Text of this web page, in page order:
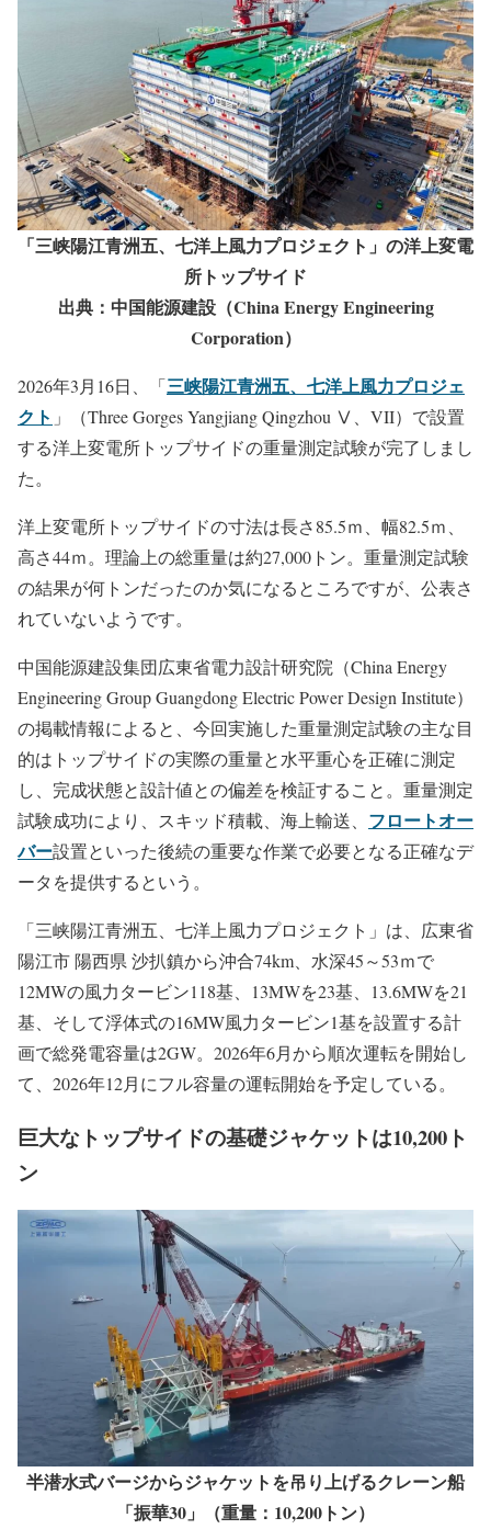
「青洲五、七」洋上変電所トップサイ
ドの重量測定試験完了
「三峡陽江青洲五、七洋上風力プロジェクト」の洋上変電
所トップサイド
出典：中国能源建設（China Energy Engineering
2026年3月16日、「三峡陽江青洲五、七洋上風力プロジェ
クト」（Three Gorges Yangjiang Qingzhou Ⅴ、VII）で設置
する洋上変電所トップサイドの重量測定試験が完了しまし
た。
洋上変電所トップサイドの寸法は長さ85.5ｍ、幅82.5ｍ、
高さ44ｍ。理論上の総重量は約27,000トン。重量測定試験
の結果が何トンだったのか気になるところですが、公表さ
れていないようです。
中国能源建設集団広東省電力設計研究院（China Energy
Engineering Group Guangdong Electric Power Design Institute）
の掲載情報によると、今回実施した重量測定試験の主な目
し、完成状態と設計値との偏差を検証すること。重量測定
試験成功により、スキッド積載、海上輸送、フロートオー
バー設置といった後続の重要な作業で必要となる正確なデ
ータを提供するという。
「三峡陽江青洲五、七洋上風力プロジェクト」は、広東省
12MWの風力タービン118基、13MWを23基、13.6MWを21
基、そして浮体式の16MW風力タービン1基を設置する計
て、2026年12月にフル容量の運転開始を予定している。
巨大なトップサイドの基礎ジャケットは10,200ト